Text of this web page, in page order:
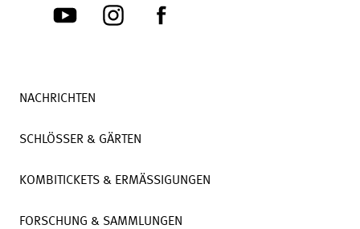
NACHRICHTEN
SCHLÖSSER & GÄRTEN
KOMBITICKETS & ERMÄSSIGUNGEN
FORSCHUNG & SAMMLUNGEN